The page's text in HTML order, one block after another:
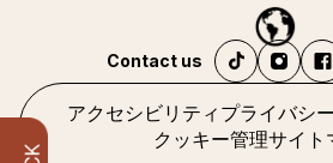
アクセシビリティ プライバシ
クッキー管理サイト
Contact us